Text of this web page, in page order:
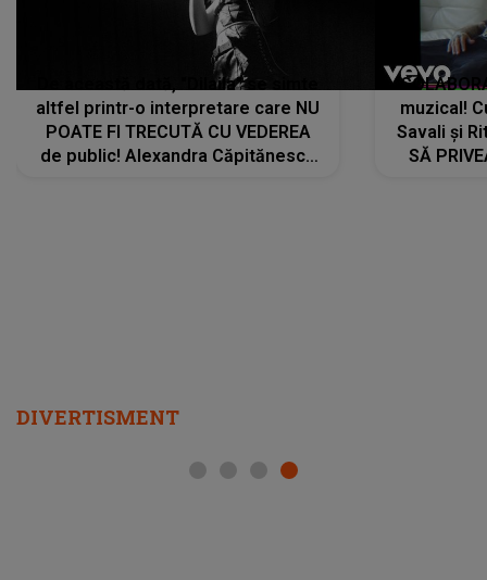
De această dată, "Dilaila" se simte
altfel printr-o interpretare care NU
POATE FI TRECUTĂ CU VEDEREA
de public! Alexandra Căpitănescu
muzical!
Savali și
SĂ
DIVERTISMENT